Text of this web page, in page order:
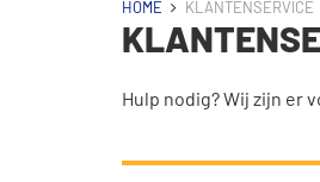
HOME KLANTENSERVICE
Hulp nodig? Wij zijn er